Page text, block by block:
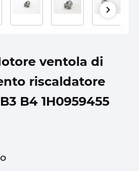
ventola di
riscaldatore
B4 1H0959455